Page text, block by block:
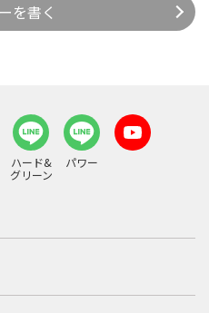
を書く
ハード&
グリーン
パワー